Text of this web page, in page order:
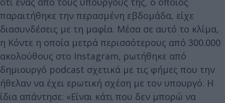
παραιτήθηκε την περασμένη εβδομάδα, είχε
διασυνδέσεις με τη μαφία. Μέσα σε αυτό το κλίμα,
η Κόντε η οποία μετρά περισσότερους από 300.000
ακολούθους στο Instagram, ρωτήθηκε από
δημιουργό podcast σχετικά με τις φήμες που την
ήθελαν να έχει ερωτική σχέση με τον υπουργό. Η
ίδια απάντησε: «Είναι κάτι που δεν μπορώ να